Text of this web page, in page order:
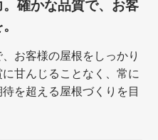
確かな品質で、お客
お客様の屋根をしっかり
甘んじることなく、常に
を超える屋根づくりを目